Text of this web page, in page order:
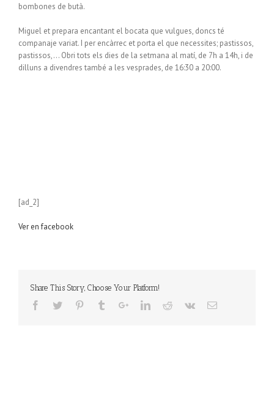
bombones de butà.
Miguel et prepara encantant el bocata que vulgues, doncs té
companaje variat. I per encàrrec et porta el que necessites; pastissos,
pastissos,… Obri tots els dies de la setmana al matí, de 7h a 14h, i de
dilluns a divendres també a les vesprades, de 16:30 a 20:00.
[ad_2]
Ver en facebook
Share This Story, Choose Your Platform!